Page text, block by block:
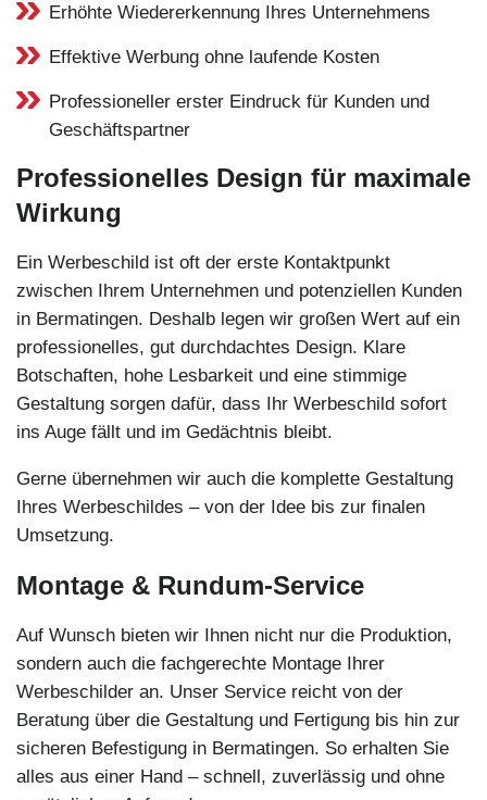
Erhöhte Wiedererkennung Ihres Unternehmens
Effektive Werbung ohne laufende Kosten
Professioneller erster Eindruck für Kunden und
Geschäftspartner
Professionelles Design für maximale
Wirkung
Ein Werbeschild ist oft der erste Kontaktpunkt
zwischen Ihrem Unternehmen und potenziellen Kunden
in Bermatingen. Deshalb legen wir großen Wert auf ein
professionelles, gut durchdachtes Design. Klare
Botschaften, hohe Lesbarkeit und eine stimmige
Gestaltung sorgen dafür, dass Ihr Werbeschild sofort
ins Auge fällt und im Gedächtnis bleibt.
Gerne übernehmen wir auch die komplette Gestaltung
Ihres Werbeschildes – von der Idee bis zur finalen
Umsetzung.
Montage & Rundum-Service
Auf Wunsch bieten wir Ihnen nicht nur die Produktion,
sondern auch die fachgerechte Montage Ihrer
Werbeschilder an. Unser Service reicht von der
Beratung über die Gestaltung und Fertigung bis hin zur
sicheren Befestigung in Bermatingen. So erhalten Sie
alles aus einer Hand – schnell, zuverlässig und ohne